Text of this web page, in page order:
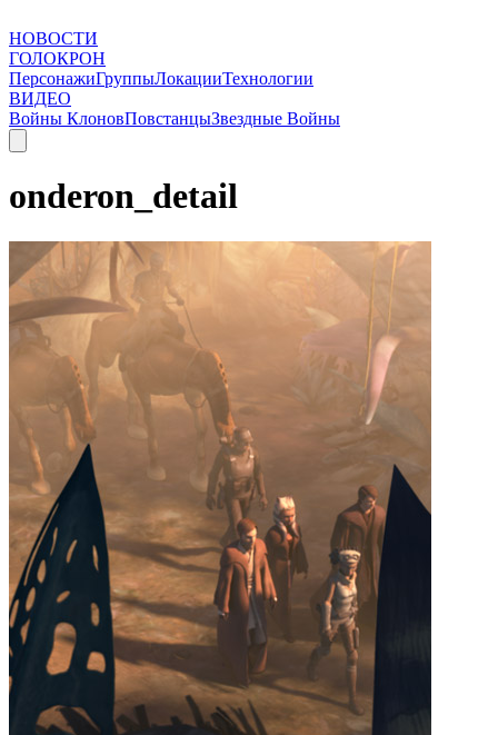
НОВОСТИ
ГОЛОКРОН
ПерсонажиГруппыЛокацииТехнологии
ВИДЕО
Войны КлоновПовстанцыЗвездные Войны
onderon_detail